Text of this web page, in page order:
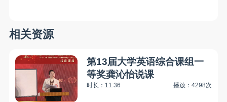
相关资源
第13届大学英语综合课组一
等奖龚沁怡说课
时长：11:36 播放：4298次